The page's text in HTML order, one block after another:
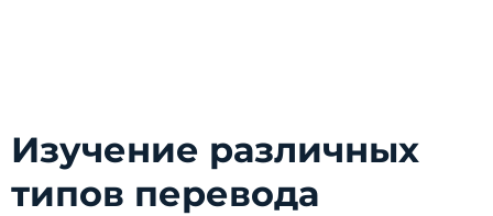
Изучение различных
типов перевода